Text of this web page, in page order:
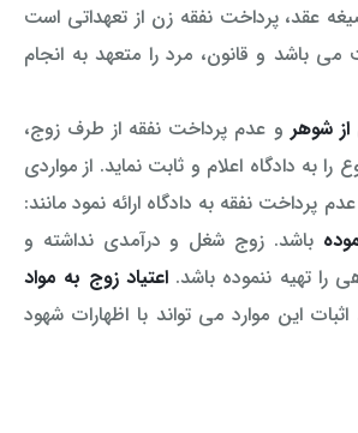
عقد، پرداخت نفقه زن از تعهداتی است
می باشد و قانون، مرد را متعهد به انجام
شوهر و عدم پرداخت نفقه از طرف زوج،
به دادگاه اعلام و ثابت نماید. از مواردی
پرداخت نفقه به دادگاه ارائه نمود مانند:
باشد. زوج شغل و درآمدی نداشته و
را تهیه ننموده باشد.اعتیاد زوج به مواد
این موارد می تواند با اظهارات شهود